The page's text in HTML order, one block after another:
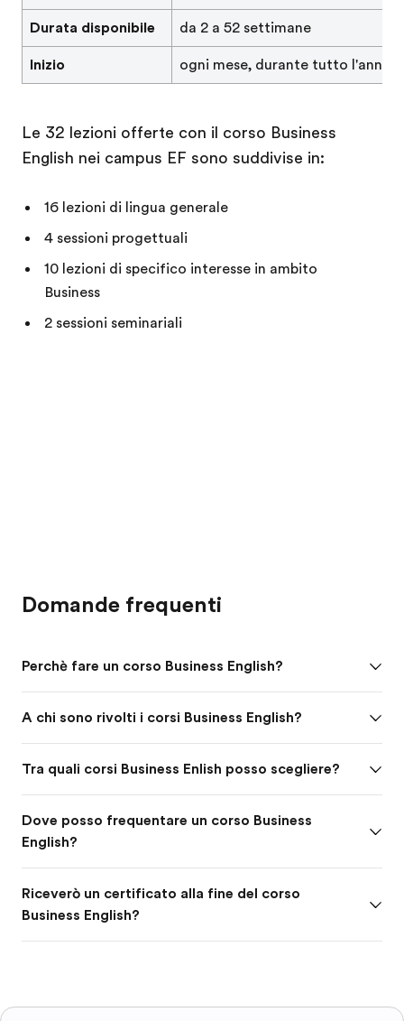
Durata disponibile da 2 a 52 settimane
Inizio ogni mese, durante tutto l'anno
Le 32 lezioni offerte con il corso Business
English nei campus EF sono suddivise in:
16 lezioni di lingua generale
4 sessioni progettuali
10 lezioni di specifico interesse in ambito
Business
2 sessioni seminariali
Domande frequenti
Perchè fare un corso Business English?
A chi sono rivolti i corsi Business English?
Tra quali corsi Business Enlish posso scegliere?
Dove posso frequentare un corso Business
English?
Riceverò un certificato alla fine del corso
Business English?